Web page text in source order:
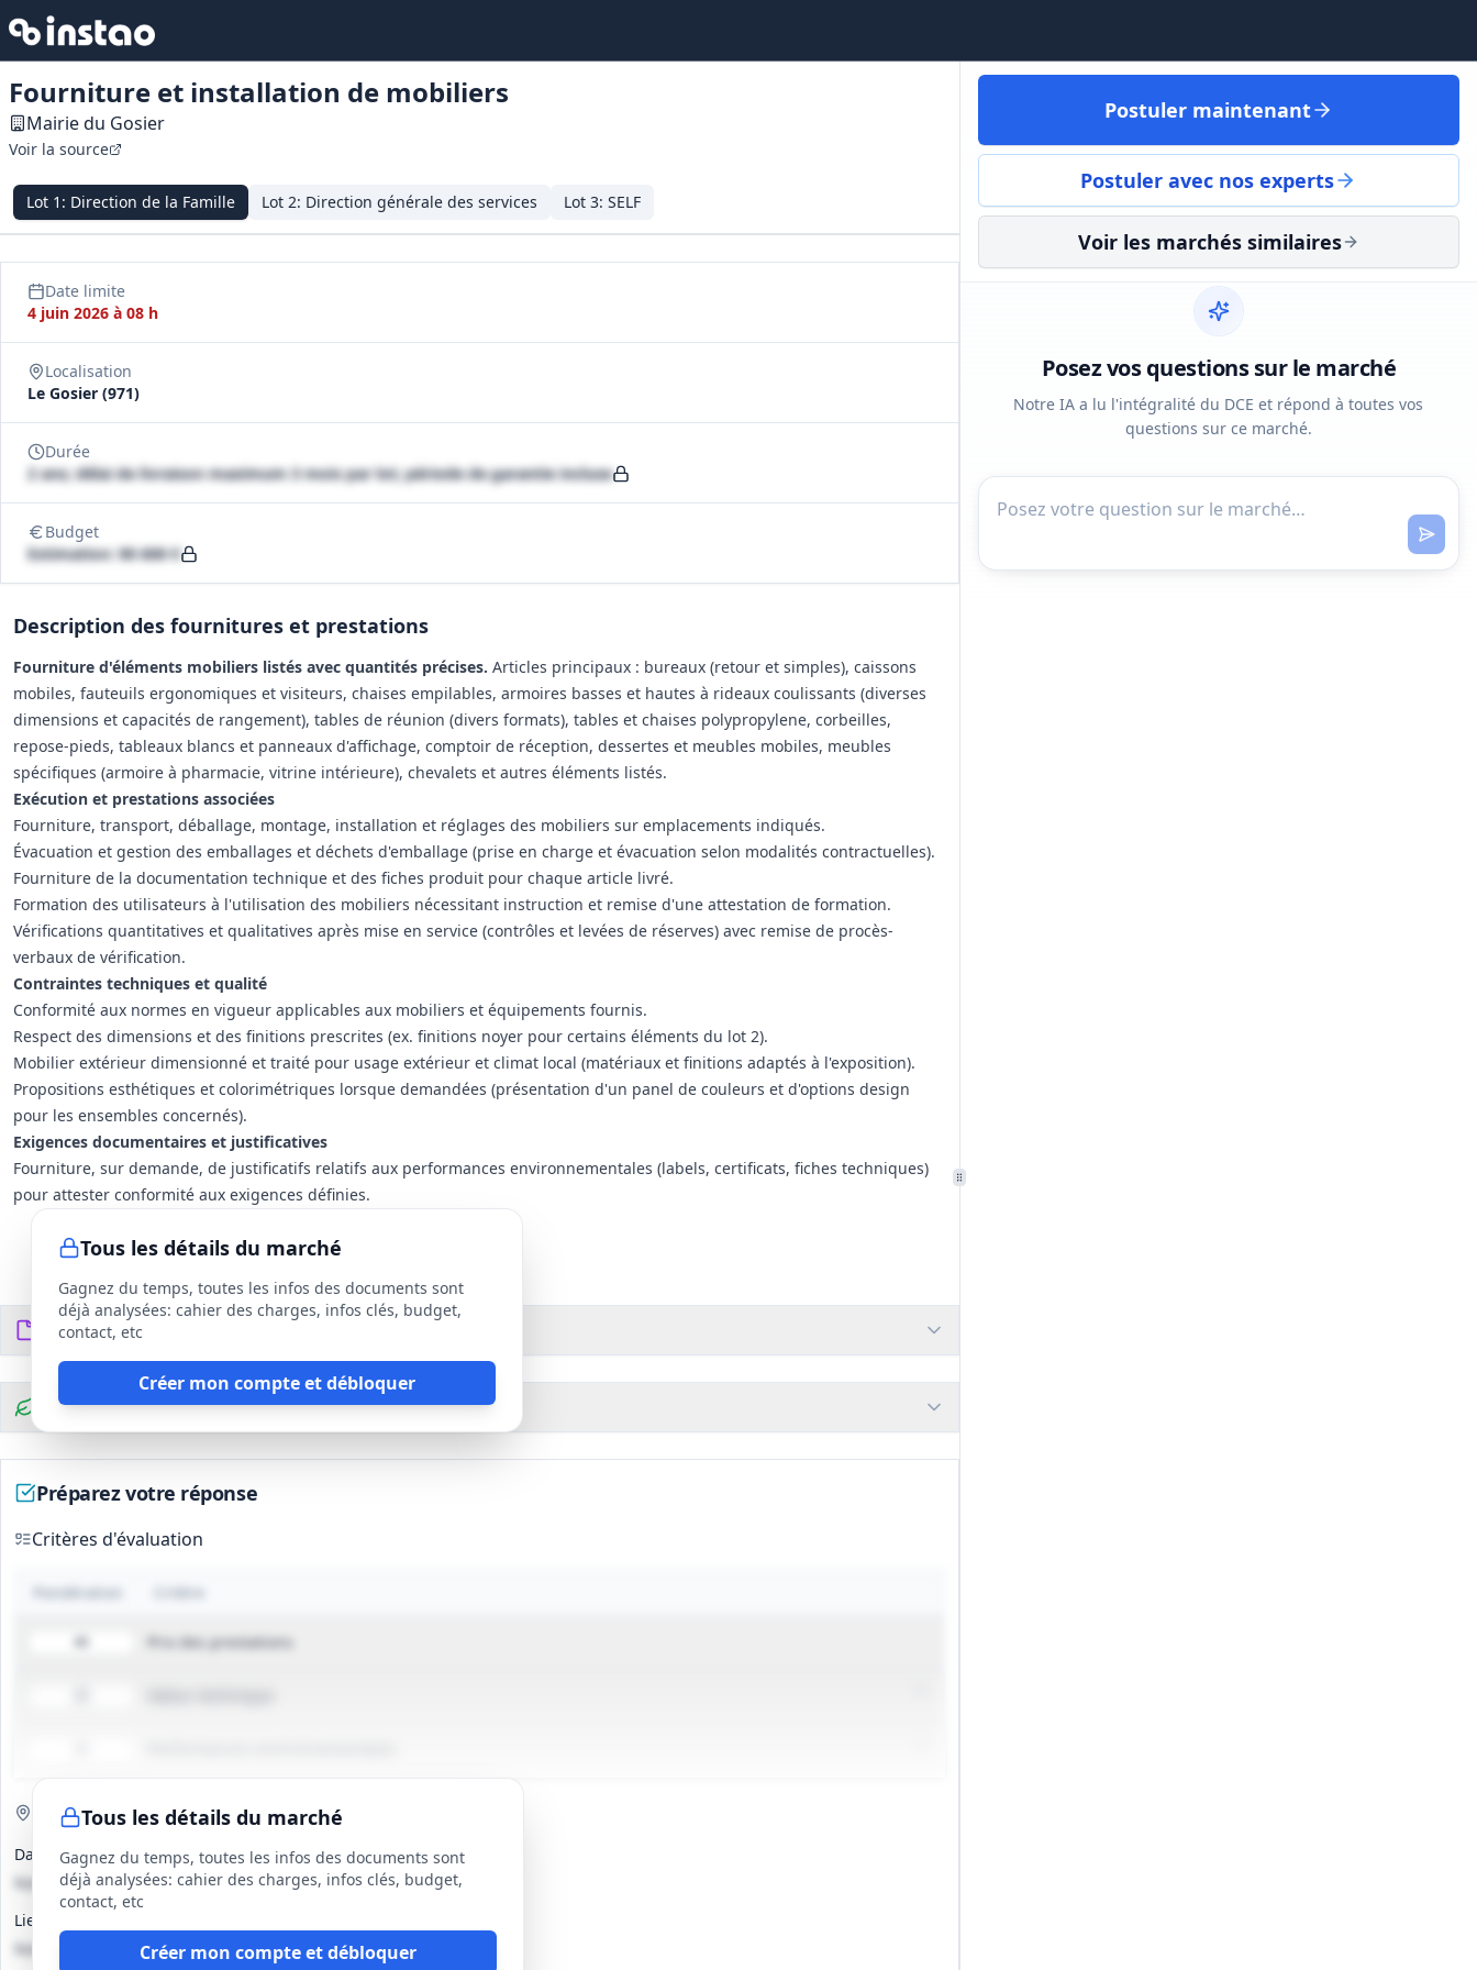
Fourniture et installation de mobiliers
Mairie du Gosier
Voir la source
Lot 1 : Direction de la Famille Lot 2: Direction générale des services Lot 3: SELF
Date limite
4 juin 2026 à 08 h
Localisation
Le Gosier (971)
Durée
2 ans; délai de livraison maximum 3 mois par lot; période de garantie incluse
Budget
Estimation: 90 600 €
Description des fournitures et prestations
Fourniture d'éléments mobiliers listés avec quantités précises. Articles principaux : bureaux (retour et simples), caissons
mobiles, fauteuils ergonomiques et visiteurs, chaises empilables, armoires basses et hautes à rideaux coulissants (diverses
dimensions et capacités de rangement), tables de réunion (divers formats), tables et chaises polypropylene, corbeilles,
repose-pieds, tableaux blancs et panneaux d'affichage, comptoir de réception, dessertes et meubles mobiles, meubles
spécifiques (armoire à pharmacie, vitrine intérieure), chevalets et autres éléments listés.
Exécution et prestations associées
Fourniture, transport, déballage, montage, installation et réglages des mobiliers sur emplacements indiqués.
Évacuation et gestion des emballages et déchets d'emballage (prise en charge et évacuation selon modalités contractuelles).
Fourniture de la documentation technique et des fiches produit pour chaque article livré.
Formation des utilisateurs à l'utilisation des mobiliers nécessitant instruction et remise d'une attestation de formation.
Vérifications quantitatives et qualitatives après mise en service (contrôles et levées de réserves) avec remise de procès-
verbaux de vérification.
Contraintes techniques et qualité
Conformité aux normes en vigueur applicables aux mobiliers et équipements fournis.
Respect des dimensions et des finitions prescrites (ex. finitions noyer pour certains éléments du lot 2).
Mobilier extérieur dimensionné et traité pour usage extérieur et climat local (matériaux et finitions adaptés à l'exposition).
Propositions esthétiques et colorimétriques lorsque demandées (présentation d'un panel de couleurs et d'options design
pour les ensembles concernés).
Exigences documentaires et justificatives
Fourniture, sur demande, de justificatifs relatifs aux performances environnementales (labels, certificats, fiches techniques)
pour attester conformité aux exigences définies.
Tous les détails du marché
Gagnez du temps, toutes les infos des documents sont
déjà analysées: cahier des charges, infos clés, budget,
contact, etc
Créer mon compte et débloquer
Documents du DCE
Clauses environnementales
Préparez votre réponse
Critères d'évaluation
Pondération Critère
Prix des prestations
Tous les détails du marché
Gagnez du temps, toutes les infos des documents sont
déjà analysées: cahier des charges, infos clés, budget,
contact, etc
Créer mon compte et débloquer
Visite de site Optionnelle
Date(s)
Non précisé
Lieu
Non précisé
Postuler maintenant
Postuler avec nos experts
Voir les marchés similaires
Posez vos questions sur le marché
Notre IA a lu l'intégralité du DCE et répond à toutes vos
questions sur ce marché.